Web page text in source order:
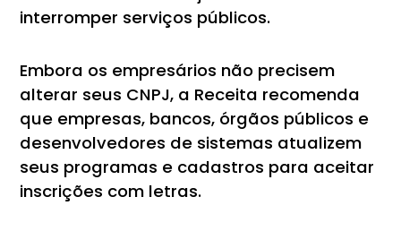
interromper serviços públicos.
Embora os empresários não precisem
alterar seus CNPJ, a Receita recomenda
que empresas, bancos, órgãos públicos e
desenvolvedores de sistemas atualizem
seus programas e cadastros para aceitar
inscrições com letras.